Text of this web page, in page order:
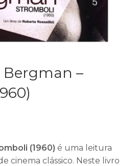
Bergman –
(1960) é uma leitura
cinema clássico. Neste livro